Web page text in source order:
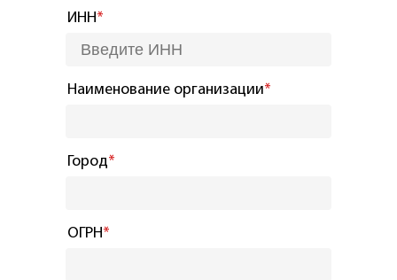
ИНН*
Наименование организации*
Город*
ОГРН*